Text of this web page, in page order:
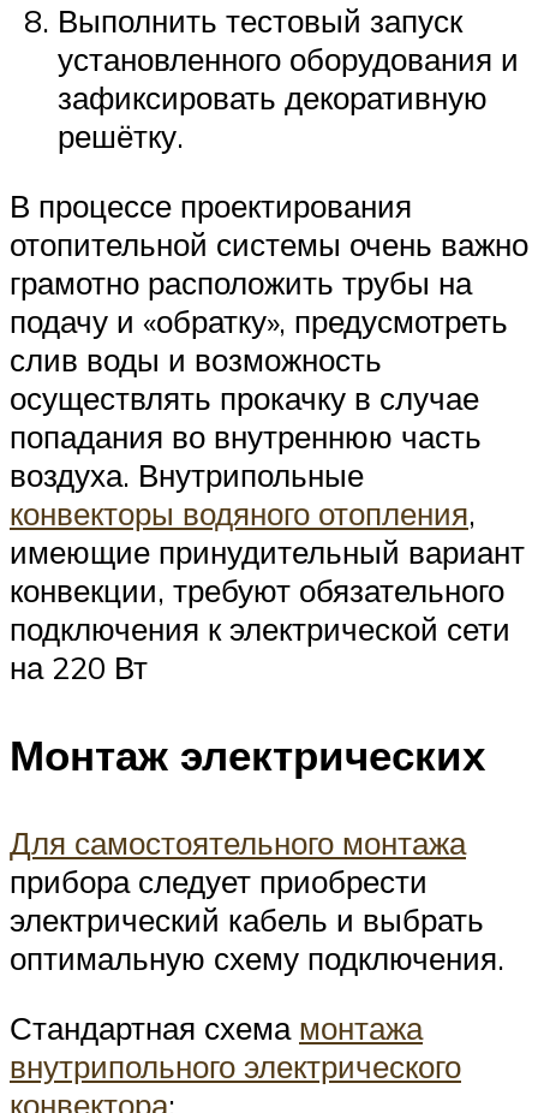
Выполнить тестовый запуск
установленного оборудования и
зафиксировать декоративную
решётку.
В процессе проектирования
отопительной системы очень важно
грамотно расположить трубы на
подачу и «обратку», предусмотреть
слив воды и возможность
осуществлять прокачку в случае
попадания во внутреннюю часть
воздуха. Внутрипольные
конвекторы водяного отопления,
имеющие принудительный вариант
конвекции, требуют обязательного
подключения к электрической сети
на 220 Вт
Монтаж электрических
Для самостоятельного монтажа
прибора следует приобрести
электрический кабель и выбрать
оптимальную схему подключения.
Стандартная схема монтажа
внутрипольного электрического
конвектора: